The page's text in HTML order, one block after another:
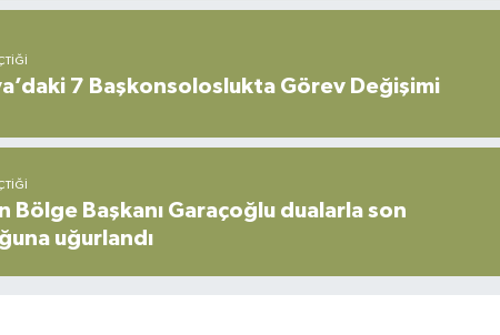
7 Başkonsoloslukta Görev Değişimi
Bölge Başkanı Garaçoğlu dualarla son
uğurlandı